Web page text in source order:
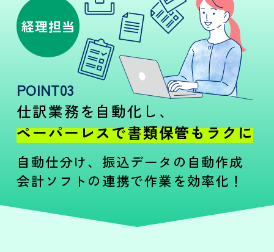
経理担当
POINT03
仕訳業務を自動化し、
ペーパーレスで書類保管もラクに
自動仕分け、振込データの自動作成
会計ソフトの連携で作業を効率化！